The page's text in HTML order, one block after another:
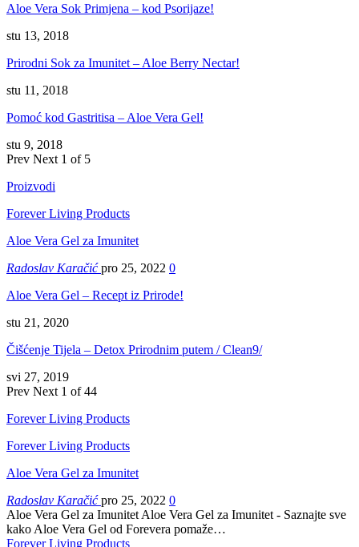
Aloe Vera Sok Primjena – kod Psorijaze!
stu 13, 2018
Prirodni Sok za Imunitet – Aloe Berry Nectar!
stu 11, 2018
Pomoć kod Gastritisa – Aloe Vera Gel!
stu 9, 2018
Prev Next 1 of 5
Proizvodi
Forever Living Products
Aloe Vera Gel za Imunitet
Radoslav Karačićpro 25, 2022 0
Aloe Vera Gel – Recept iz Prirode!
stu 21, 2020
Čišćenje Tijela – Detox Prirodnim putem / Clean9/
svi 27, 2019
Prev Next 1 of 44
Forever Living Products
Forever Living Products
Aloe Vera Gel za Imunitet
Radoslav Karačićpro 25, 2022 0
Aloe Vera Gel za Imunitet Aloe Vera Gel za Imunitet - Saznajte sve
kako Aloe Vera Gel od Forevera pomaže…
Forever Living Products